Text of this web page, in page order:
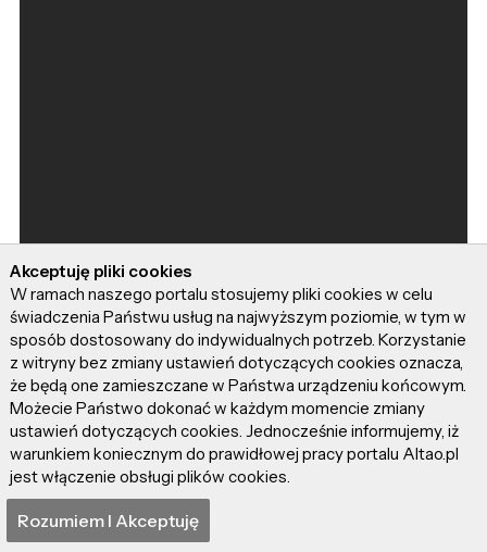
Akceptuję pliki cookies
W ramach naszego portalu stosujemy pliki cookies w celu
świadczenia Państwu usług na najwyższym poziomie, w tym w
sposób dostosowany do indywidualnych potrzeb. Korzystanie
z witryny bez zmiany ustawień dotyczących cookies oznacza,
że będą one zamieszczane w Państwa urządzeniu końcowym.
Możecie Państwo dokonać w każdym momencie zmiany
ustawień dotyczących cookies. Jednocześnie informujemy, iż
warunkiem koniecznym do prawidłowej pracy portalu Altao.pl
jest włączenie obsługi plików cookies.
Rozumiem I Akceptuję